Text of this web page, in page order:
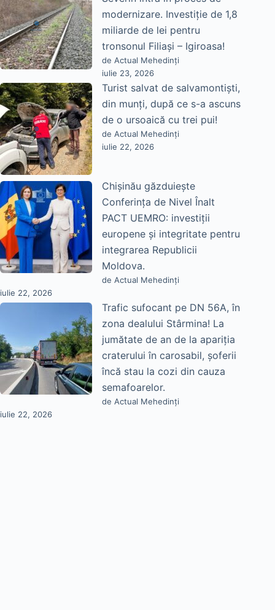
modernizare. Investiție de 1,8
miliarde de lei pentru
tronsonul Filiași – Igiroasa!
de Actual Mehedinți
iulie 23, 2026
Turist salvat de salvamontiști,
din munți, după ce s-a ascuns
de o ursoaică cu trei pui!
de Actual Mehedinți
iulie 22, 2026
Chișinău găzduiește
Conferința de Nivel Înalt
PACT UEMRO: investiții
europene și integritate pentru
integrarea Republicii
Moldova.
de Actual Mehedinți
iulie 22, 2026
Trafic sufocant pe DN 56A, în
zona dealului Stârmina! La
jumătate de an de la apariția
craterului în carosabil, șoferii
încă stau la cozi din cauza
semafoarelor.
de Actual Mehedinți
iulie 22, 2026